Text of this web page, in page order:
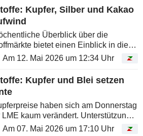
Preisbewegungen an...
Kupfer, Silber und Kakao
Überblick über die
bietet einen Einblick in die
bei Energie, Metallen und
Commodity-Märkten besser...
Am 12. Mai 2026 um 12:34 Uhr
Kupfer und Blei setzen
haben sich am Donnerstag
LME kaum verändert. Unterstützung
einem schwächeren US-Dollar,
Am 07. Mai 2026 um 17:10 Uhr